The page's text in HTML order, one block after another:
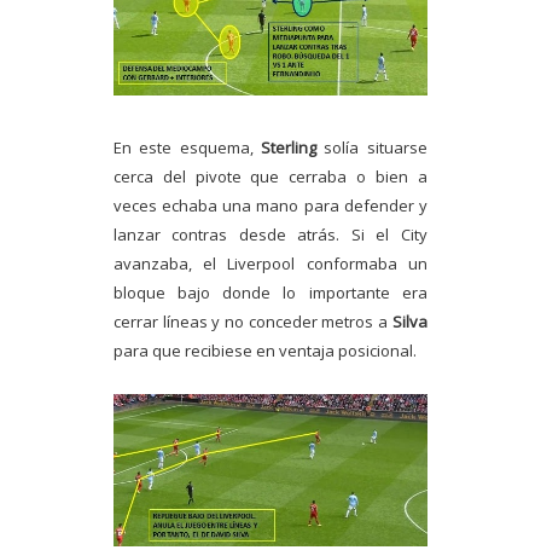
En este esquema,Sterlingsolía situarse
cerca del pivote que cerraba o bien a
veces echaba una mano para defender y
lanzar contras desde atrás. Si el City
avanzaba, el Liverpool conformaba un
bloque bajo donde lo importante era
cerrar líneas y no conceder metros a Silva
para que recibiese en ventaja posicional.